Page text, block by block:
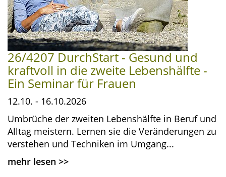
26/4207 DurchStart - Gesund und
kraftvoll in die zweite Lebenshälfte -
Ein Seminar für Frauen
12.10. - 16.10.2026
Umbrüche der zweiten Lebenshälfte in Beruf und
Alltag meistern. Lernen sie die Veränderungen zu
verstehen und Techniken im Umgang...
mehr lesen >>